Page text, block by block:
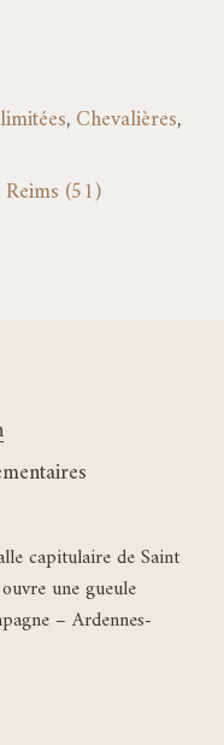
,Chevalières,
Reims (51)
capitulaire de Saint
une gueule
– Ardennes-